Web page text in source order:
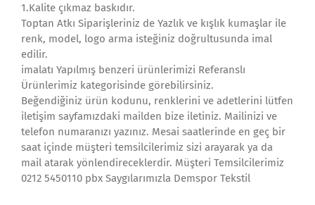
1.Kalite çıkmaz baskıdır.
Toptan Atkı Siparişleriniz de Yazlık ve kışlık kumaşlar ile
renk, model, logo arma isteğiniz doğrultusunda imal
edilir.
imalatı Yapılmış benzeri ürünlerimizi Referanslı
Ürünlerimiz kategorisinde görebilirsiniz.
Beğendiğiniz ürün kodunu, renklerini ve adetlerini lütfen
iletişim sayfamızdaki mailden bize iletiniz. Mailinizi ve
telefon numaranızı yazınız. Mesai saatlerinde en geç bir
saat içinde müşteri temsilcilerimiz sizi arayarak ya da
mail atarak yönlendireceklerdir. Müşteri Temsilcilerimiz
0212 5450110 pbx Saygılarımızla Demspor Tekstil